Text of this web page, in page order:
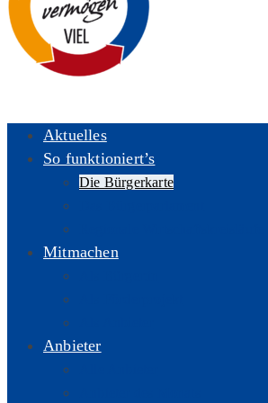
Aktuelles
So funktioniert’s
Die Bürgerkarte
Mitmachen
Anbieter